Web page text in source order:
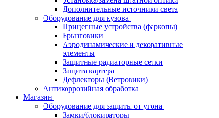
Дополнительные источники света
Оборудование для кузова
Прицепные устройства (фаркопы)
Брызговики
Аэродинамические и декоративные
элементы
Защитные радиаторные сетки
Защита картера
Дефлекторы (Ветровики)
Антикоррозийная обработка
Магазин
Оборудование для защиты от угона
Замки/блокираторы